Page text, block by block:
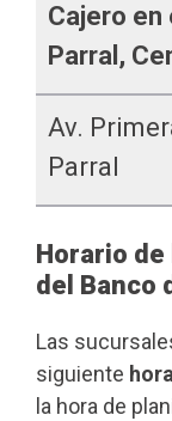
Cajero en
Parral,
Av.
Parral
Horario
del Banco
Las
siguiente
la hora de